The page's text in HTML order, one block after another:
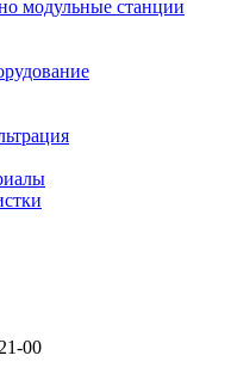
модульные станции
00